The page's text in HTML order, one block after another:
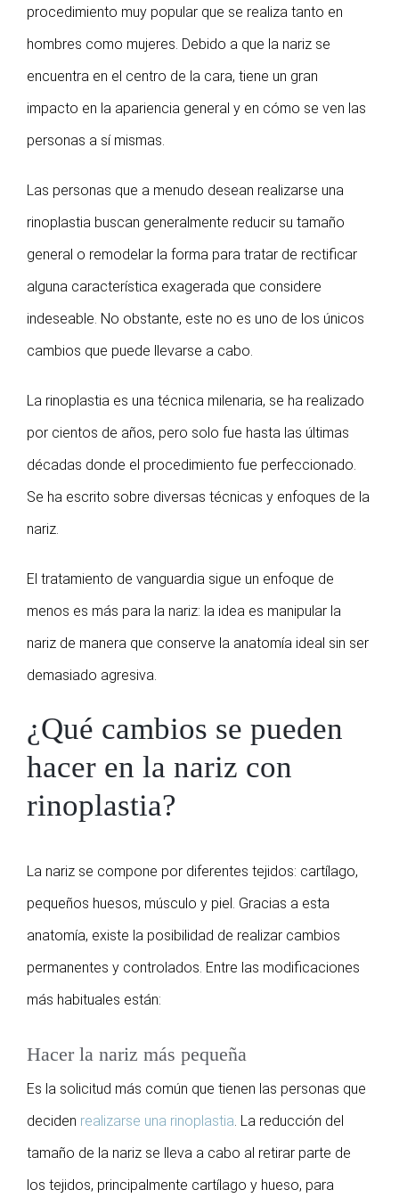
procedimiento muy popular que se realiza tanto en
hombres como mujeres. Debido a que la nariz se
encuentra en el centro de la cara, tiene un gran
impacto en la apariencia general y en cómo se ven las
personas a sí mismas.
Las personas que a menudo desean realizarse una
rinoplastia buscan generalmente reducir su tamaño
general o remodelar la forma para tratar de rectificar
alguna característica exagerada que considere
indeseable. No obstante, este no es uno de los únicos
cambios que puede llevarse a cabo.
La rinoplastia es una técnica milenaria, se ha realizado
por cientos de años, pero solo fue hasta las últimas
décadas donde el procedimiento fue perfeccionado.
Se ha escrito sobre diversas técnicas y enfoques de la
nariz.
El tratamiento de vanguardia sigue un enfoque de
menos es más para la nariz: la idea es manipular la
nariz de manera que conserve la anatomía ideal sin ser
demasiado agresiva.
¿Qué cambios se pueden
hacer en la nariz con
rinoplastia?
La nariz se compone por diferentes tejidos: cartílago,
pequeños huesos, músculo y piel. Gracias a esta
anatomía, existe la posibilidad de realizar cambios
permanentes y controlados. Entre las modificaciones
más habituales están:
Hacer la nariz más pequeña
Es la solicitud más común que tienen las personas que
deciden realizarse una rinoplastia. La reducción del
tamaño de la nariz se lleva a cabo al retirar parte de
los tejidos, principalmente cartílago y hueso, para